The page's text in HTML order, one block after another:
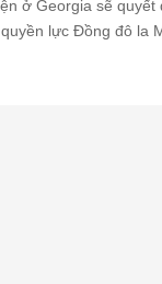
ở Georgia sẽ quyết
lực Đồng đô la